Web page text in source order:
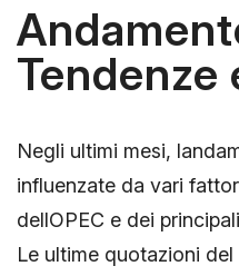
Tendenze
Negli ultimi mesi,
influenzate da vari
dellOPEC e dei
Le ultime quotazioni